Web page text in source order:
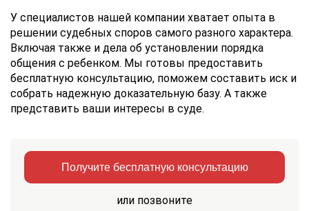
У специалистов нашей компании хватает опыта в
решении судебных споров самого разного характера.
Включая также и дела об установлении порядка
общения с ребенком. Мы готовы предоставить
бесплатную консультацию, поможем составить иск и
собрать надежную доказательную базу. А также
представить ваши интересы в суде.
Получите бесплатную консультацию
или позвоните